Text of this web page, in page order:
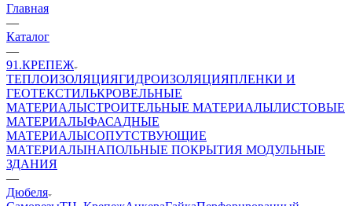
Главная
—
Каталог
—
91.КРЕПЕЖ
ТЕПЛОИЗОЛЯЦИЯГИДРОИЗОЛЯЦИЯПЛЕНКИ И
ГЕОТЕКСТИЛЬКРОВЕЛЬНЫЕ
МАТЕРИАЛЫСТРОИТЕЛЬНЫЕ МАТЕРИАЛЫЛИСТОВЫЕ
МАТЕРИАЛЫФАСАДНЫЕ
МАТЕРИАЛЫСОПУТСТВУЮЩИЕ
МАТЕРИАЛЫНАПОЛЬНЫЕ ПОКРЫТИЯ МОДУЛЬНЫЕ
ЗДАНИЯ
—
Дюбеля